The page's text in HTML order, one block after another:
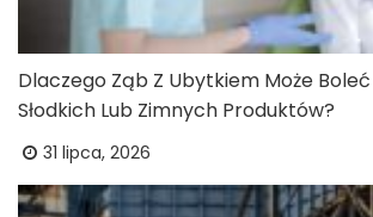
Dlaczego Ząb Z Ubytkiem Może
Słodkich Lub Zimnych Produktów?
31 lipca, 2026